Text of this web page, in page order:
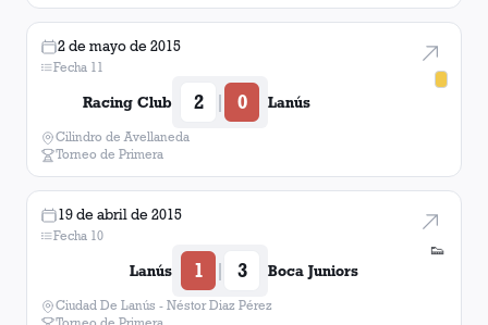
2 de mayo de 2015
Fecha 11
Racing Club 2 | 0 Lanús
Cilindro de Avellaneda
Torneo de Primera
👟
19 de abril de 2015
Fecha 10
Lanús 1 | 3 Boca Juniors
Ciudad De Lanús - Néstor Diaz Pérez